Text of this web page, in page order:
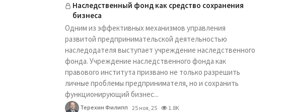
Наследственный фонд как средство сохранения
бизнеса
Одним из эффективных механизмов управления
развитой предпринимательской деятельностью
наследодателя выступает учреждение наследственного
фонда. Учреждение наследственного фонда как
правового института призвано не только разрешить
личные проблемы предпринимателя, но и сохранить
функционирующий бизнес...
Терехин Филипп 25 ноя, 25 1.8K